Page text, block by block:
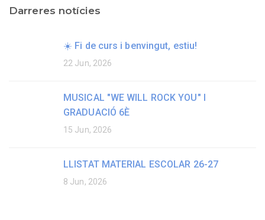
Darreres notícies
☀️ Fi de curs i benvingut, estiu!
22 Jun, 2026
MUSICAL "WE WILL ROCK YOU" I
GRADUACIÓ 6È
15 Jun, 2026
LLISTAT MATERIAL ESCOLAR 26-27
8 Jun, 2026